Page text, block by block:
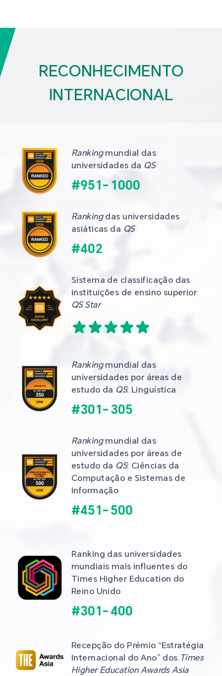
RECONHECIMENTO
INTERNACIONAL
Ranking mundial das
universidades da QS
#951- 1000
Ranking das universidades
asiáticas da QS
#402
Sistema de classificação das
instituições de ensino superior
QS Star
Ranking mundial das
universidades por áreas de
estudo da QS: Linguística
#301- 305
Ranking mundial das
universidades por áreas de
estudo da QS: Ciências da
Computação e Sistemas de
Informação
#451- 500
Ranking das universidades
mundiais mais influentes do
Times Higher Education do
Reino Unido
#301- 400
Recepção do Prémio “Estratégia
Internacional do Ano” dos Times
Higher Education Awards Asia